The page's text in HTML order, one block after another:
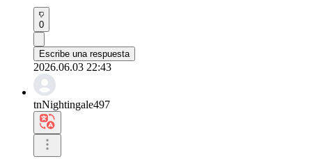
0
Escribe una respuesta
2026.06.03 22:43
tnNightingale497